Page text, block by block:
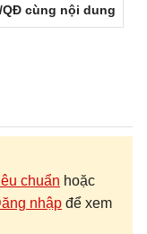
QĐ cùng nội dung
chuẩn hoặc
nhập để xem